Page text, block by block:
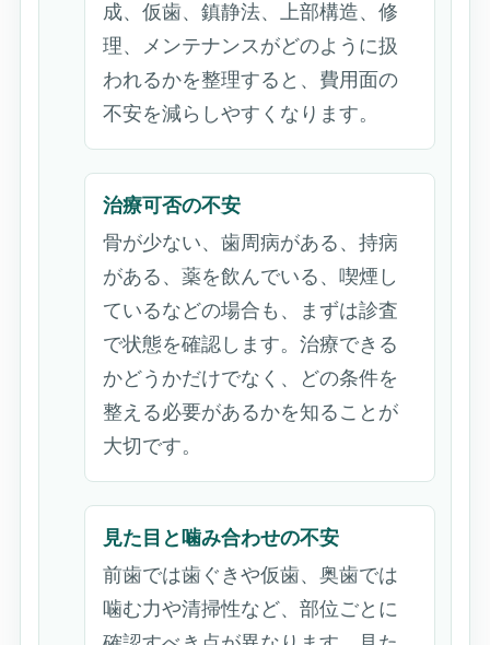
成、仮歯、鎮静法、上部構造、修
理、メンテナンスがどのように扱
われるかを整理すると、費用面の
不安を減らしやすくなります。
治療可否の不安
骨が少ない、歯周病がある、持病
がある、薬を飲んでいる、喫煙し
ているなどの場合も、まずは診査
で状態を確認します。治療できる
かどうかだけでなく、どの条件を
整える必要があるかを知ることが
大切です。
見た目と噛み合わせの不安
前歯では歯ぐきや仮歯、奥歯では
噛む力や清掃性など、部位ごとに